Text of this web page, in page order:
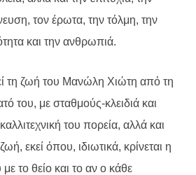
τον έρωτα, την τόλμη, την
και την ανθρωπιά.
τη ζωή του Μανώλη Χιώτη από τη
του, με σταθμούς-κλειδιά και
του πορεία, αλλά και
εκεί όπου, ιδιωτικά, κρίνεται η
το θείο και το αν ο κάθε